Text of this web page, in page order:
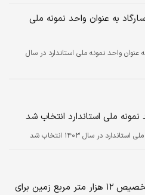
به عنوان واحد نمونه ملی
واحد نمونه ملی استاندارد در سال
ملی استاندارد انتخاب شد
در سال ۱۴۰۳ انتخاب شد
تخصیص ۱۲ هزار متر مربع زمین برای